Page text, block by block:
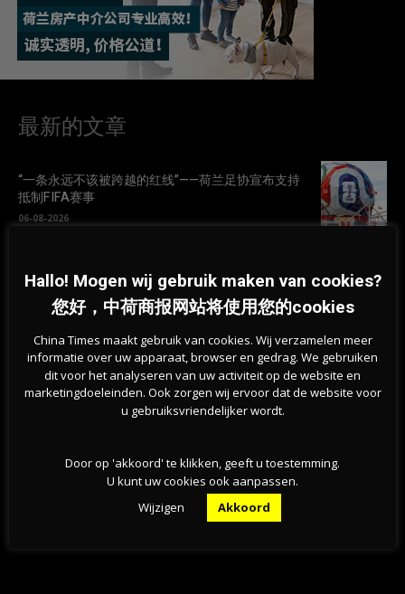
最新的文章
“一条永远不该被跨越的红线”——荷兰足协宣布支持
抵制FIFA赛事
06-08-2026
至2020年以来最低
06-08-2026
荷兰林堡森林火灾扩大至百公顷，250名消防员连夜
06-08-2026
Hallo! Mogen wij gebruik maken van cookies?
您好，中荷商报网站将使用您的cookies
China Times maakt gebruik van cookies. Wij verzamelen meer
informatie over uw apparaat, browser en gedrag. We gebruiken
dit voor het analyseren van uw activiteit op de website en
marketingdoeleinden. Ook zorgen wij ervoor dat de website voor
u gebruiksvriendelijker wordt.
Door op 'akkoord' te klikken, geeft u toestemming.
U kunt uw cookies ook aanpassen.
Wijzigen
Akkoord